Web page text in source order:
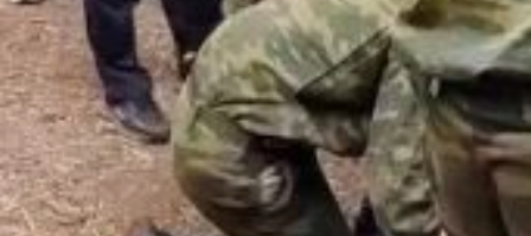
чрезвычайным ситуациям
и пожарной безопасности
Хабаровского края
(Управление по делам
ГОЧС и ПБ Хабаровского
края). Вместе с ним
ребятам помогают
действующие спасатели.
Организаторы отметили,
что соревновательный